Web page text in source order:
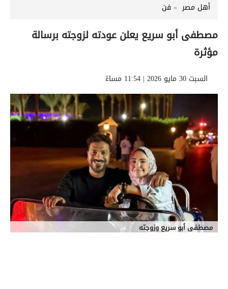
أهل مصر فن
مصطفى أبو سريع يعلن عودته لزوجته برسالة
مؤثرة
السبت 30 مايو 2026 | 11:54 مساءً
مصطفى أبو سريع وزوجته